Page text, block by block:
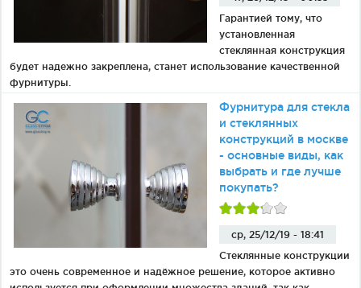
Гарантией тому, что
установленная
стеклянная конструкция
будет надежно закреплена, станет использование качественной
фурнитуры.
Фурнитура для стекла
и стеклянных
конструкций в москве
- основные виды, как
выбрать и где лучше
покупать?
ср, 25/12/19 - 18:41
Стеклянные конструкции
это очень современное и надёжное решение, которое активно